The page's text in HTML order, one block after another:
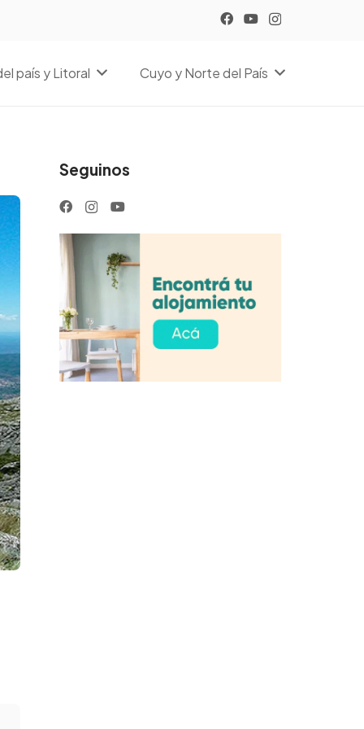
país y Litoral Cuyo y Norte del País
Seguinos